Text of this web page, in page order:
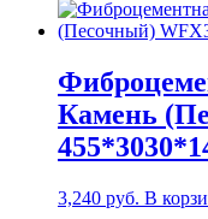
Камень
3,240 руб. В